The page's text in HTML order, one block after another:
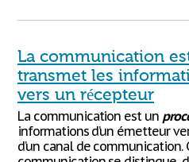
La communication
transmet les
vers un récepteur
La communication est un
informations d’un émetteur
d’un canal de communication.